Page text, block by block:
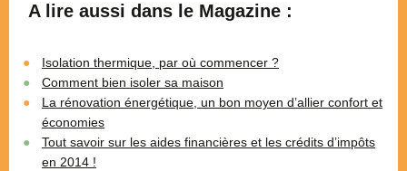
A lire aussi dans le Magazine :
Isolation thermique, par où commencer ?
Comment bien isoler sa maison
La rénovation énergétique, un bon moyen d’allier confort et
économies
Tout savoir sur les aides financières et les crédits d’impôts
en 2014 !